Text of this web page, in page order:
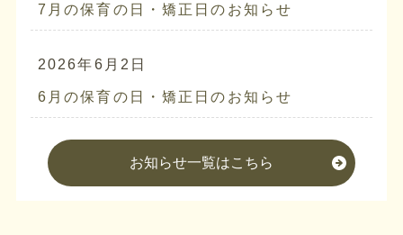
7月の保育の日・矯正日のお知らせ
2026年6月2日
6月の保育の日・矯正日のお知らせ
お知らせ一覧はこちら